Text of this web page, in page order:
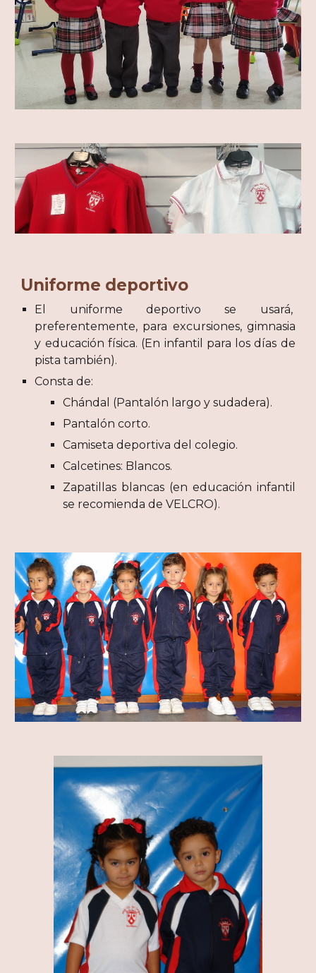
Uniforme deportivo
El uniforme deportivo se usará,
preferentemente, para excursiones, gimnasia
y educación física. (En infantil para los días de
pista también).
Consta de:
Chándal (Pantalón largo y sudadera).
Pantalón corto.
Camiseta deportiva del colegio.
Calcetines: Blancos.
Zapatillas blancas (en educación infantil
se recomienda de VELCRO).